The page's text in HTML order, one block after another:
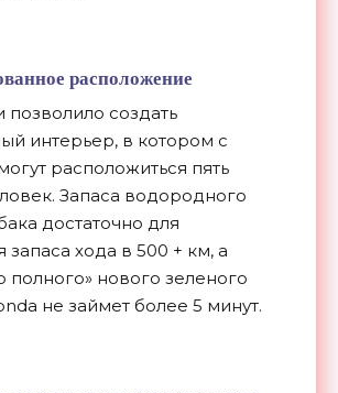
расположение
позволило создать
интерьер, в котором с
расположиться пять
Запаса водородного
достаточно для
запаса хода в 500 + км, а
полного» нового зеленого
не займет более 5 минут.